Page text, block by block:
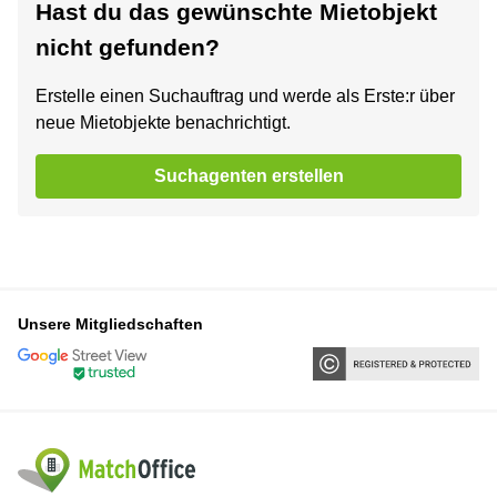
Hast du das gewünschte Mietobjekt
nicht gefunden?
Erstelle einen Suchauftrag und werde als Erste:r über
neue Mietobjekte benachrichtigt.
Suchagenten erstellen
Unsere Mitgliedschaften